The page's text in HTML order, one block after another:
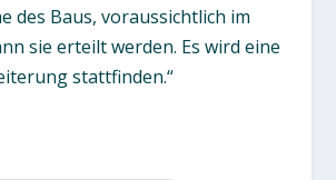
des Baus, voraussichtlich im
sie erteilt werden. Es wird eine
stattfinden.“